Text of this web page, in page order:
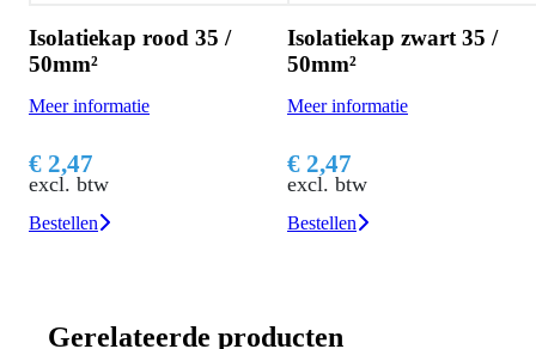
Isolatiekap rood 35 /
50mm²
Meer informatie
€ 2,47
excl. btw
Bestellen
Isolatiekap zwart 35 /
50mm²
Meer informatie
€ 2,47
excl. btw
Bestellen
Gerelateerde producten